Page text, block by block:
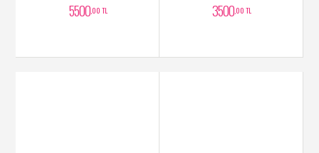
5500,00 TL 3500,00 TL